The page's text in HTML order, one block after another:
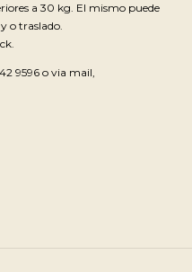
a 30 kg. El mismo puede
o traslado.
9596 o via mail,